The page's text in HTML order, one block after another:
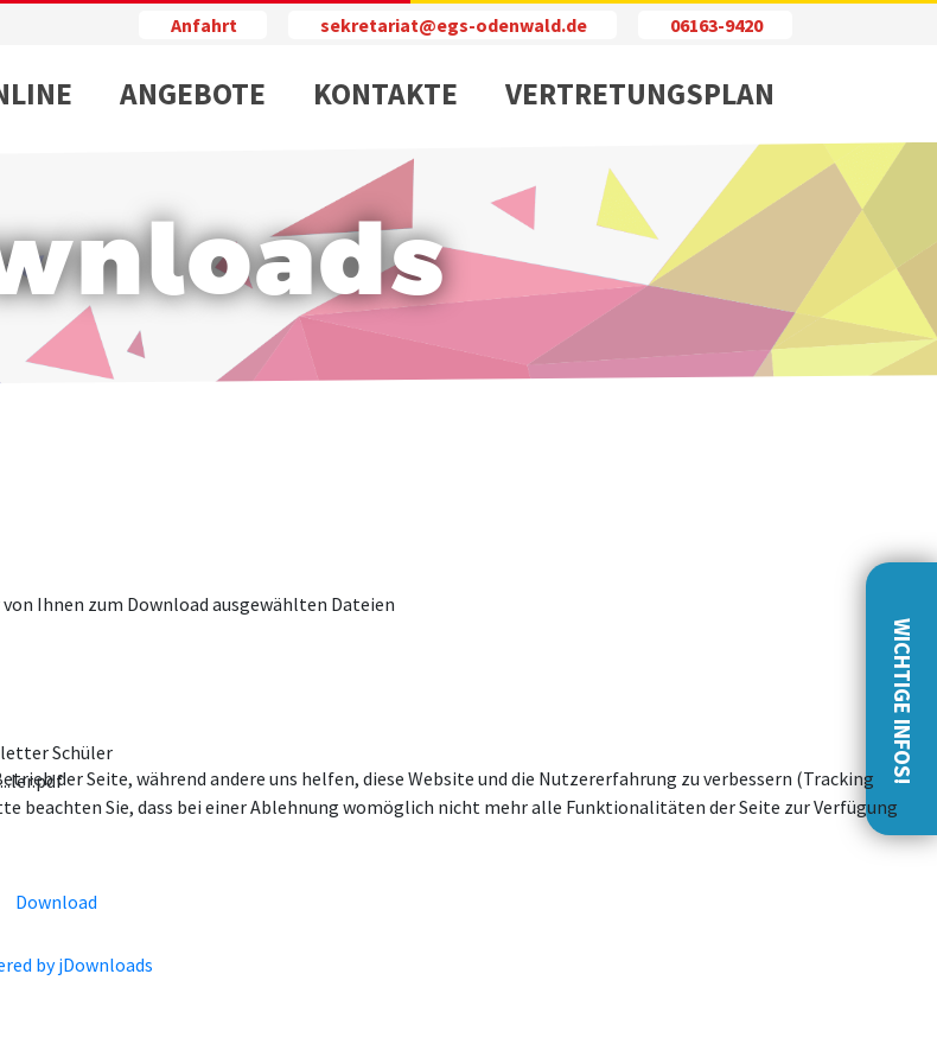
WICHTIGE INFOS!
Anfahrt sekretariat@egs-odenwald.de 06163-9420
ANGEBOTE KONTAKTE VERTRETUNGSPLAN
Ihnen zum Download ausgewählten Dateien
Schüler
Download
by jDownloads
der Seite, während andere uns helfen, diese Website und die Nutzererfahrung zu verbessern (Tracking
beachten Sie, dass bei einer Ablehnung womöglich nicht mehr alle Funktionalitäten der Seite zur Verfügung